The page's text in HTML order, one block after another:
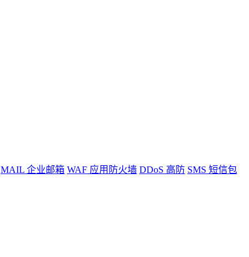
MAIL 企业邮箱 WAF 应用防火墙 DDoS 高防 SMS 短信包